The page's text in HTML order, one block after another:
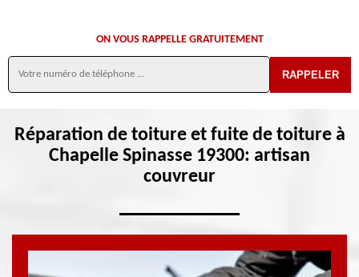
ON VOUS RAPPELLE GRATUITEMENT
Réparation de toiture et fuite de toiture à
Chapelle Spinasse 19300: artisan
couvreur